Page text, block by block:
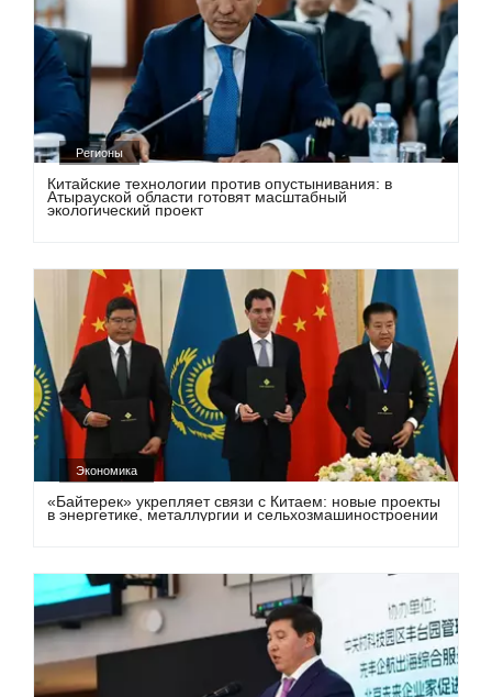
Регионы
Китайские технологии против опустынивания: в
Атырауской области готовят масштабный
экологический проект
Экономика
«Байтерек» укрепляет связи с Китаем: новые проекты
в энергетике, металлургии и сельхозмашиностроении